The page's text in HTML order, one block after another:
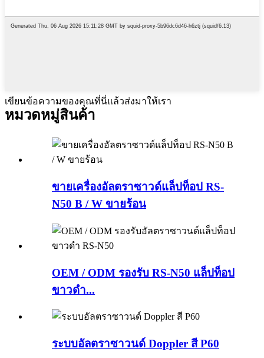
เขียนข้อความของคุณที่นี่แล้วส่งมาให้เรา
หมวดหมู่สินค้า
ขายเครื่องอัลตราซาวด์แล็ปท็อป RS-
N50 ​​B / W ขายร้อน
OEM / ODM รองรับ RS-N50 ​​แล็ปท็อป
ขาวดำ...
ระบบอัลตราซาวนด์ Doppler สี P60